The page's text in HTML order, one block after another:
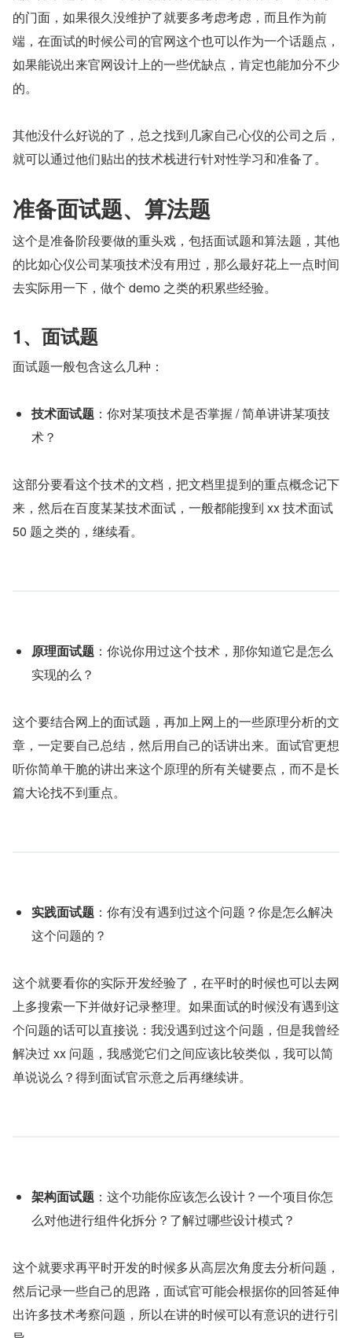
的门面，如果很久没维护了就要多考虑考虑，而且作为前
端，在面试的时候公司的官网这个也可以作为一个话题点，
如果能说出来官网设计上的一些优缺点，肯定也能加分不少
的。
其他没什么好说的了，总之找到几家自己心仪的公司之后，
就可以通过他们贴出的技术栈进行针对性学习和准备了。
准备面试题、算法题
这个是准备阶段要做的重头戏，包括面试题和算法题，其他
的比如心仪公司某项技术没有用过，那么最好花上一点时间
去实际用一下，做个 demo 之类的积累些经验。
1、面试题
面试题一般包含这么几种：
技术面试题 ：你对某项技术是否掌握 / 简单讲讲某项技
术？
这部分要看这个技术的文档，把文档里提到的重点概念记下
来，然后在百度某某技术面试，一般都能搜到 xx 技术面试
50 题之类的，继续看。
原理面试题 ：你说你用过这个技术，那你知道它是怎么
实现的么？
这个要结合网上的面试题，再加上网上的一些原理分析的文
章，一定要自己总结，然后用自己的话讲出来。面试官更想
听你简单干脆的讲出来这个原理的所有关键要点，而不是长
篇大论找不到重点。
实践面试题 ：你有没有遇到过这个问题？你是怎么解决
这个问题的？
这个就要看你的实际开发经验了，在平时的时候也可以去网
上多搜索一下并做好记录整理。如果面试的时候没有遇到这
个问题的话可以直接说：我没遇到过这个问题，但是我曾经
解决过 xx 问题，我感觉它们之间应该比较类似，我可以简
单说说么？得到面试官示意之后再继续讲。
架构面试题 ：这个功能你应该怎么设计？一个项目你怎
么对他进行组件化拆分？了解过哪些设计模式？
这个就要求再平时开发的时候多从高层次角度去分析问题，
然后记录一些自己的思路，面试官可能会根据你的回答延伸
出许多技术考察问题，所以在讲的时候可以有意识的进行引